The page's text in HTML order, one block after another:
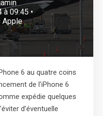
09:45 •
Apple
6 au quatre coins
de l’iPhone 6
expédie quelques
d’éventuelle